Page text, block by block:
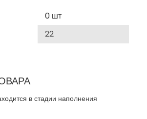
0 шт
в стадии наполнения